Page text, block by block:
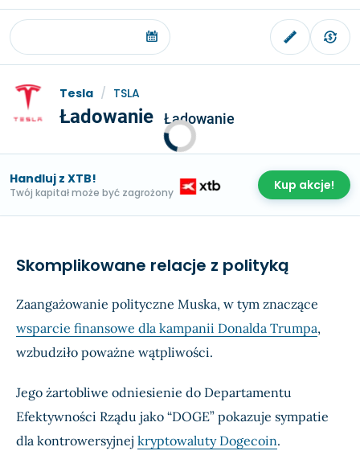
Tesla / TSLA
Ładowanie Ładowanie
Handluj z XTB!
Twój kapitał może być zagrożony Kup akcje!
Skomplikowane relacje z polityką
Zaangażowanie polityczne Muska, w tym znaczące
wsparcie finansowe dla kampanii Donalda Trumpa,
wzbudziło poważne wątpliwości.
Jego żartobliwe odniesienie do Departamentu
Efektywności Rządu jako “DOGE” pokazuje sympatie
dla kontrowersyjnej kryptowaluty Dogecoin.